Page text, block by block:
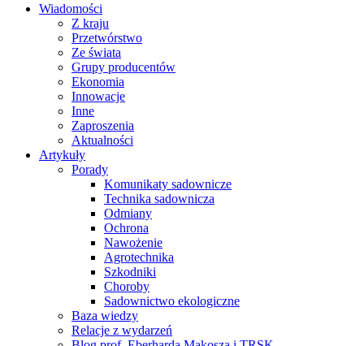
Wiadomości
Z kraju
Przetwórstwo
Ze świata
Grupy producentów
Ekonomia
Innowacje
Inne
Zaproszenia
Aktualności
Artykuły
Porady
Komunikaty sadownicze
Technika sadownicza
Odmiany
Ochrona
Nawożenie
Agrotechnika
Szkodniki
Choroby
Sadownictwo ekologiczne
Baza wiedzy
Relacje z wydarzeń